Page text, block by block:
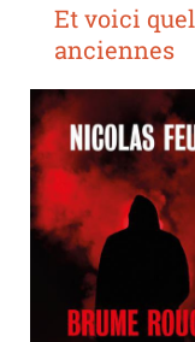
Et voici
anciennes